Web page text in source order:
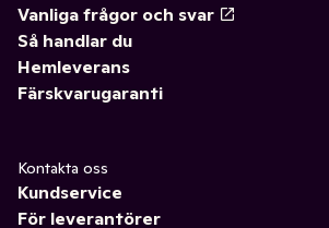
Vanliga frågor och svar
Så handlar du
Hemleverans
Färskvarugaranti
Kontakta oss
Kundservice
För leverantörer